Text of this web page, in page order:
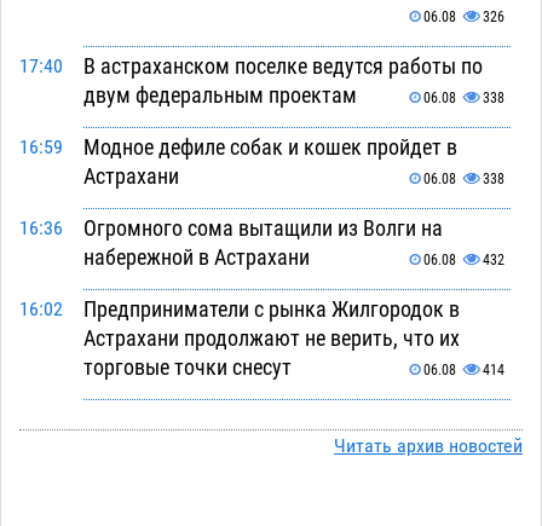
06.08 326
17:40
В астраханском поселке ведутся работы по
двум федеральным проектам
06.08 338
16:59
Модное дефиле собак и кошек пройдет в
Астрахани
06.08 338
16:36
Огромного сома вытащили из Волги на
набережной в Астрахани
06.08 432
16:02
Предприниматели с рынка Жилгородок в
Астрахани продолжают не верить, что их
торговые точки снесут
06.08 414
на новой серебряной монете Банка России
Читать архив новостей